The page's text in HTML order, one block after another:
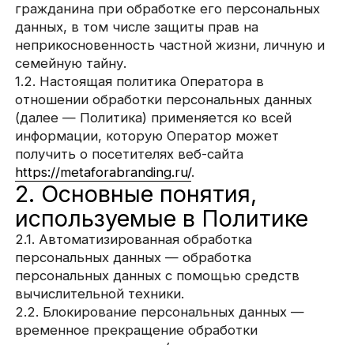
отношении обработки персональных данных
(далее — Политика) применяется ко всей
информации, которую Оператор может
получить о посетителях веб-сайта
https://metaforabranding.ru/
2. Основные понятия,
используемые в Политике
2.1. Автоматизированная обработка
персональных данных — обработка
персональных данных с помощью средств
вычислительной техники.
2.2. Блокирование персональных данных —
временное прекращение обработки
персональных данных (за исключением случаев,
если обработка необходима для уточнения
персональных данных).
2.3. Веб-сайт — совокупность графических
и информационных материалов, а также
программ для ЭВМ и баз данных,
обеспечивающих их доступность в сети
интернет по сетевому адресу
https://metaforabranding.ru/.